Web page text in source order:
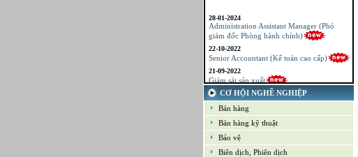
Administration Assistant Manager (Phó
giám đốc Phòng hành chính)
Senior Accountant (Kế toán cao cấp)
Giám sát sản xuất
21-09-2022
Kế toán tổng hợp – Thuế
16-09-2022
Nhân viên cao cấp NPD - Phát triển sản
phẩm mới
16-09-2022
Giám sát Mua hàng
CƠ HỘI NGHỀ NGHIỆP
Bán hàng
Bán hàng kỹ thuật
Bảo vệ
Biên dịch, Phiên dịch